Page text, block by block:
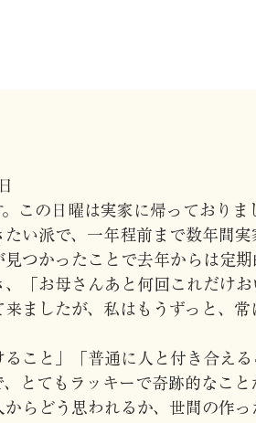
この日曜は実家に帰っておりま
い派で、一年程前まで数年間
つかったことで去年からは定期
「お母さんあと何回これだけ
ましたが、私はもうずっと、
こと」「普通に人と付き合え
とてもラッキーで奇跡的なこと
らどう思われるか、世間の作